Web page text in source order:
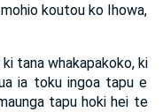
koutou ko Ihowa,
tana whakapakoko, ki
ia toku ingoa tapu e
tapu hoki hei te